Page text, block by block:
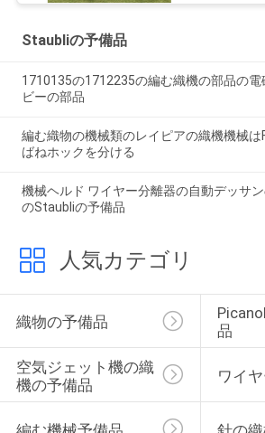
Staubliの予備品
1710135の1712235の編む織機の部品の
ビーの部品
編む織物の機械類のレイピアの織機機械
ばねホックを分ける
機械ヘルド ワイヤー分離器の自動デッサ
のStaubliの予備品
人気カテゴリ
織物の予備品
品
空気ジェット機の織
機の予備品
ワイ